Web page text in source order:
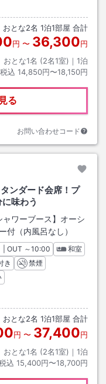
おとな2名 1泊1部屋 合計
円 〜 36,300円
おとな1名 (2名1室)｜ 1泊
税込 14,850円〜18,150円
る
お問い合わせコード
ンダード会席！プ
味わう
ワーブース】オーシ
付（内風呂なし）
イン
| OUT チェックアウト
～10:00
和室
き
禁煙
おとな2名 1泊1部屋 合計
円 〜 37,400円
おとな1名 (2名1室)｜ 1泊
込 15,400円〜18,700円